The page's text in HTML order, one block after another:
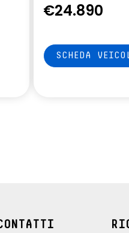
€24.890
SCHEDA